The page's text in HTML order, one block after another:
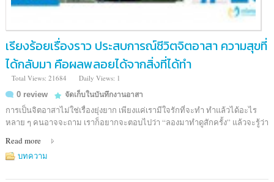
เรียงร้อยเรื่องราว ประสบการณ์ชีวิตจิตอาสา ความสุขที่
ได้กลับมา คือผลพลอยได้จากสิ่งที่ได้ทำ
Total Views: 21684
Daily Views: 1
0 review
จัดเก็บในบันทึกงานอาสา
การเป็นจิตอาสาไม่ใช่เรื่องยุ่งยาก เพียงแค่เรามีใจรักที่จะทำ ทำแล้วได้อะไร
หลาย ๆ คนอาจจะถาม เราก็อยากจะตอบไปว่า “ลองมาทำดูสักครั้ง” แล้วจะรู้ว่า
Read more
บทความ